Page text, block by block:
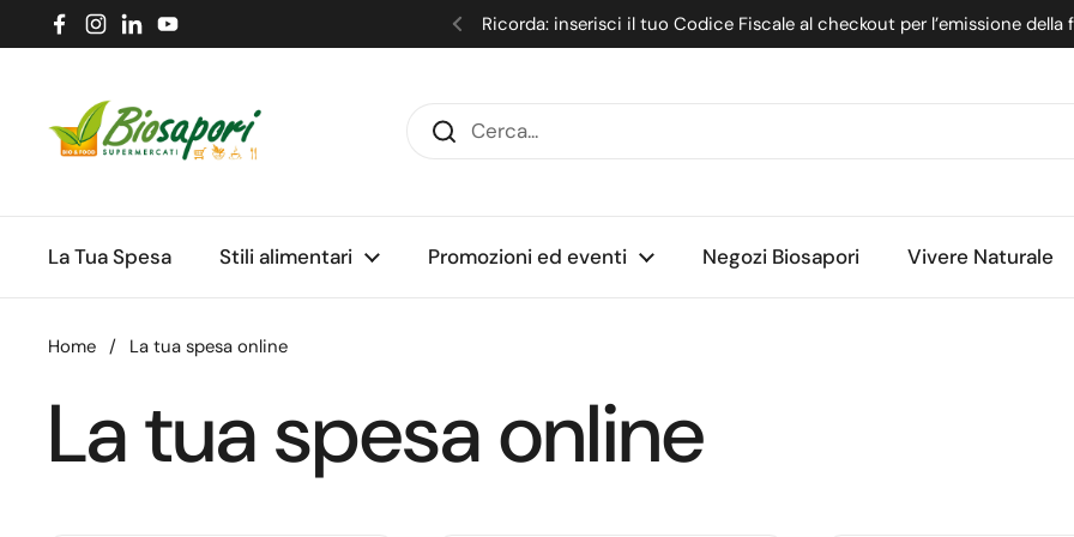
Passa ai contenuti
Facebook
Instagram
LinkedInYouTube Precedente
Ricorda: inserisci il tuo Codice Fiscale al checkout per l’emissione della
La Tua Spesa Stili alimentari Promozioni ed eventi Negozi Biosapori Vivere Naturale
Home / La tua spesa online
La tua spesa online